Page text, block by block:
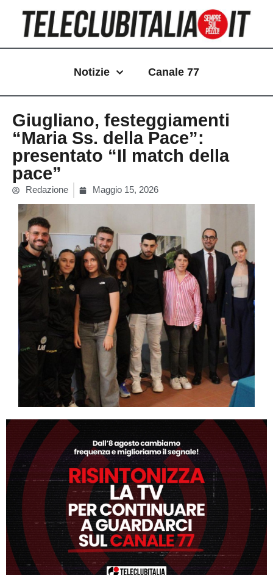
contenuto
Notizie Canale 77
Giugliano, festeggiamenti
“Maria Ss. della Pace”:
presentato “Il match della
pace”
Redazione Maggio 15, 2026